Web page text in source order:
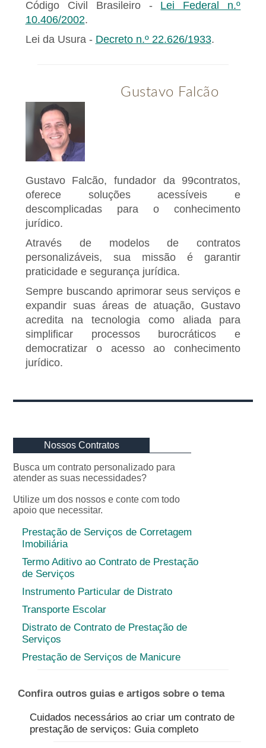
Código Civil Brasileiro - Lei Federal n.º
10.406/2002.
Lei da Usura - Decreto n.º 22.626/1933.
Gustavo Falcão
Gustavo Falcão, fundador da 99contratos,
oferece soluções acessíveis e
descomplicadas para o conhecimento
jurídico.
Através de modelos de contratos
personalizáveis, sua missão é garantir
praticidade e segurança jurídica.
Sempre buscando aprimorar seus serviços e
expandir suas áreas de atuação, Gustavo
acredita na tecnologia como aliada para
simplificar processos burocráticos e
democratizar o acesso ao conhecimento
jurídico.
Nossos Contratos
Busca um contrato personalizado para
atender as suas necessidades?
Utilize um dos nossos e conte com todo
apoio que necessitar.
Prestação de Serviços de Corretagem
Imobiliária
Termo Aditivo ao Contrato de Prestação
de Serviços
Instrumento Particular de Distrato
Transporte Escolar
Distrato de Contrato de Prestação de
Serviços
Prestação de Serviços de Manicure
Confira outros guias e artigos sobre o tema
Cuidados necessários ao criar um contrato de
prestação de serviços: Guia completo